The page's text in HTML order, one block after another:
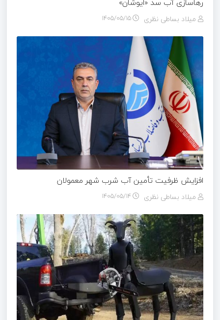
میلاد بساطی نظری ۱۴۰۵/۰۵/۱۵
افزایش ظرفیت تأمین آب شرب شهر معمولان
میلاد بساطی نظری ۱۴۰۵/۰۵/۱۴